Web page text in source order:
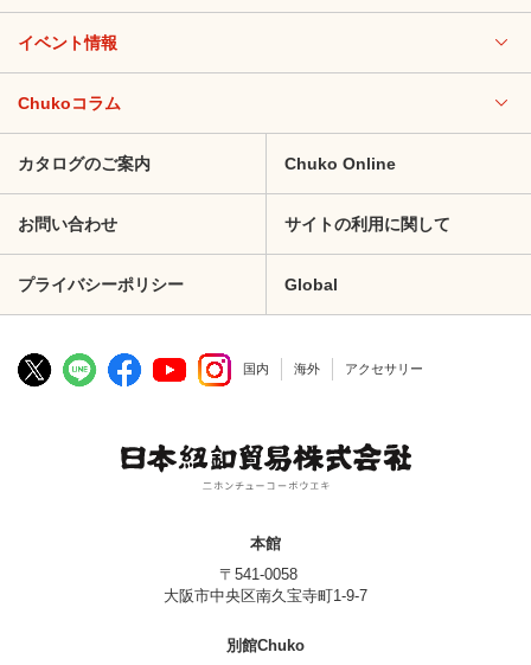
イベント情報
Chukoコラム
カタログのご案内 Chuko Online
お問い合わせ サイトの利用に関して
プライバシーポリシー Global
国内 海外 アクセサリー
本館
〒541-0058
大阪市中央区南久宝寺町1-9-7
別館Chuko